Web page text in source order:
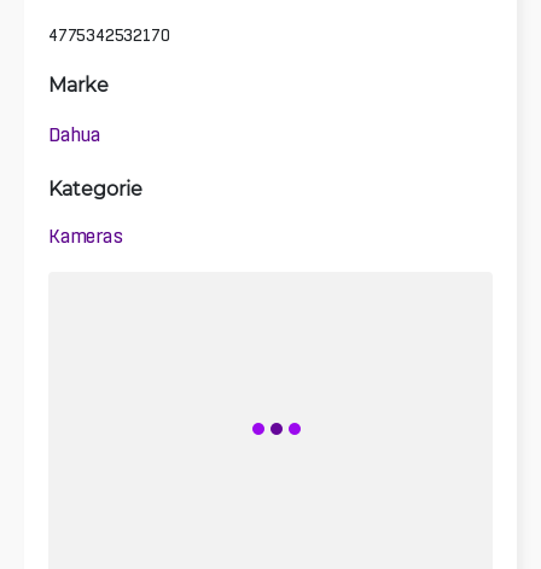
4775342532170
Marke
Dahua
Kategorie
Kameras